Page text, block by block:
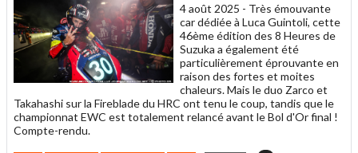
4 août 2025 - Très émouvante
car dédiée à Luca Guintoli, cette
46ème édition des 8 Heures de
Suzuka a également été
particulièrement éprouvante en
raison des fortes et moites
chaleurs. Mais le duo Zarco et
Takahashi sur la Fireblade du HRC ont tenu le coup, tandis que le
championnat EWC est totalement relancé avant le Bol d'Or final !
Compte-rendu.